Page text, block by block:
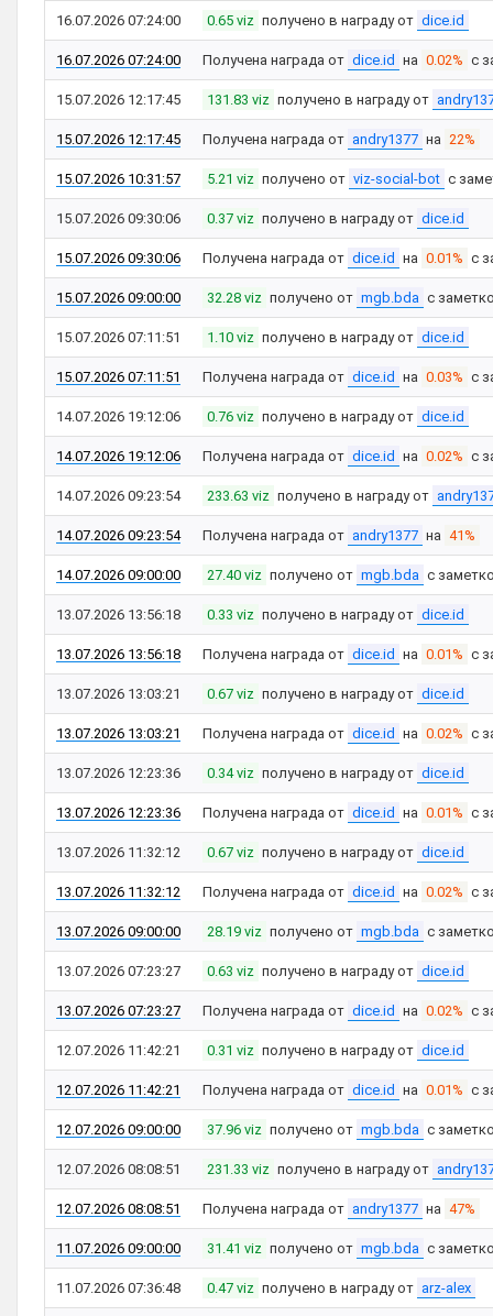
16.07.2026 07:24:00 0.65 viz получено в награду от dice.id
16.07.2026 07:24:00 Получена награда от dice.id на 0.02% с
15.07.2026 12:17:45 131.83 viz получено в награду от
15.07.2026 12:17:45 Получена награда от andry1377 на 22%
15.07.2026 10:31:57 5.21 viz получено от viz-social-bot с
15.07.2026 09:30:06 0.37 viz получено в награду от dice.id
15.07.2026 09:30:06 Получена награда от dice.id на 0.01% с
15.07.2026 09:00:00 32.28 viz получено от mgb.bda с
15.07.2026 07:11:51 1.10 viz получено в награду от dice.id
15.07.2026 07:11:51 Получена награда от dice.id на 0.03% с
14.07.2026 19:12:06 0.76 viz получено в награду от dice.id
14.07.2026 19:12:06 Получена награда от dice.id на 0.02% с
14.07.2026 09:23:54 233.63 viz получено в награду от
14.07.2026 09:23:54 Получена награда от andry1377 на 41%
14.07.2026 09:00:00 27.40 viz получено от mgb.bda с
13.07.2026 13:56:18 0.33 viz получено в награду от dice.id
13.07.2026 13:56:18 Получена награда от dice.id на 0.01% с
13.07.2026 13:03:21 0.67 viz получено в награду от dice.id
13.07.2026 13:03:21 Получена награда от dice.id на 0.02% с
13.07.2026 12:23:36 0.34 viz получено в награду от dice.id
13.07.2026 12:23:36 Получена награда от dice.id на 0.01% с
13.07.2026 11:32:12 0.67 viz получено в награду от dice.id
13.07.2026 11:32:12 Получена награда от dice.id на 0.02% с
13.07.2026 09:00:00 28.19 viz получено от mgb.bda с
13.07.2026 07:23:27 0.63 viz получено в награду от dice.id
13.07.2026 07:23:27 Получена награда от dice.id на 0.02% с
12.07.2026 11:42:21 0.31 viz получено в награду от dice.id
12.07.2026 11:42:21 Получена награда от dice.id на 0.01% с
12.07.2026 09:00:00 37.96 viz получено от mgb.bda с
12.07.2026 08:08:51 231.33 viz получено в награду от
12.07.2026 08:08:51 Получена награда от andry1377 на 47%
11.07.2026 09:00:00 31.41 viz получено от mgb.bda с
11.07.2026 07:36:48 0.47 viz получено в награду от arz-alex